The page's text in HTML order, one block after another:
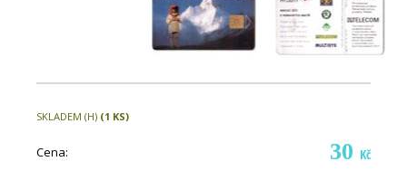
SKLADEM (H) (1 KS)
Cena: 30 Kč